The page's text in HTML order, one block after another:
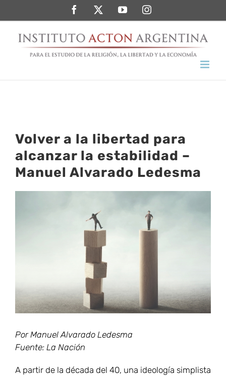
al
contenido
FacebookTwitterYouTubeInstagram
Volver a la libertad para
alcanzar la estabilidad –
Manuel Alvarado Ledesma
Por Manuel Alvarado Ledesma
Fuente: La Nación
A partir de la década del 40, una ideología simplista